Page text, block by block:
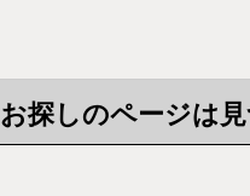
お探しのページは